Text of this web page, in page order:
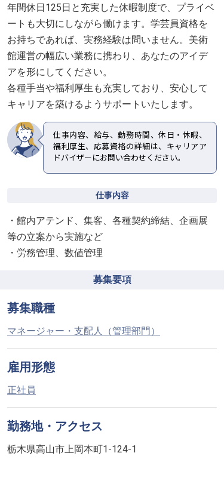
年間休日125日と充実した休暇制度で、プライベ
ートも大切にしながら働けます。学芸員資格を
お持ちであれば、実務経験は問いません。美術
館運営の幅広い業務に携わり、あなたのアイデ
アを形にしてください。
各種手当や福利厚生も充実しており、安心して
キャリアを築けるようサポートいたします。
仕事内容、給与、勤務時間、休日・休暇、
福利厚生、応募資格の詳細は、キャリアア
ドバイザーにお問い合わせください。
仕事内容
・館内アテンド、集客、各種契約締結、企画展
等の立案から実施など
・労務管理、数値管理
募集要項
募集職種
マネージャー・支配人（管理部門）
雇用形態
正社員
勤務地・アクセス
栃木県高山市上岡本町1-124-1